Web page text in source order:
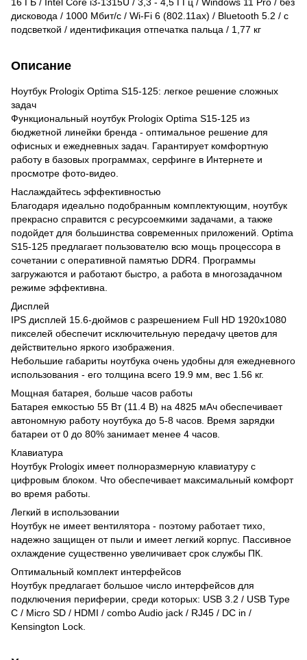
дисковода / 1000 Мбит/с / Wi-Fi 6 (802.11ax) / Bluetooth 5.2 / с
подсветкой / идентификация отпечатка пальца / 1,77 кг
Описание
Ноутбук Prologix Optima S15-125: легкое решение сложных
задач
Функциональный ноутбук Prologix Optima S15-125 из
бюджетной линейки бренда - оптимальное решение для
офисных и ежедневных задач. Гарантирует комфортную
работу в базовых программах, серфинге в Интернете и
просмотре фото-видео.
Наслаждайтесь эффективностью
Благодаря идеально подобранным комплектующим, ноутбук
прекрасно справится с ресурсоемкими задачами, а также
подойдет для большинства современных приложений. Optima
S15-125 предлагает пользователю всю мощь процессора в
сочетании с оперативной памятью DDR4. Программы
загружаются и работают быстро, а работа в многозадачном
режиме эффективна.
Дисплей
IPS дисплей 15.6-дюймов с разрешением Full HD 1920x1080
пикселей обеспечит исключительную передачу цветов для
действительно яркого изображения.
Небольшие габариты ноутбука очень удобны для ежедневного
использования - его толщина всего 19.9 мм, вес 1.56 кг.
Мощная батарея, больше часов работы
Батарея емкостью 55 Вт (11.4 В) на 4825 мАч обеспечивает
автономную работу ноутбука до 5-8 часов. Время зарядки
батареи от 0 до 80% занимает менее 4 часов.
Клавиатура
Ноутбук Prologix имеет полноразмерную клавиатуру с
цифровым блоком. Что обеспечивает максимальный комфорт
во время работы.
Легкий в использовании
Ноутбук не имеет вентилятора - поэтому работает тихо,
надежно защищен от пыли и имеет легкий корпус. Пассивное
охлаждение существенно увеличивает срок службы ПК.
Оптимальный комплект интерфейсов
Ноутбук предлагает большое число интерфейсов для
подключения периферии, среди которых: USB 3.2 / USB Type
C / Micro SD / HDMI / combo Audio jack / RJ45 / DC in /
Kensington Lock.